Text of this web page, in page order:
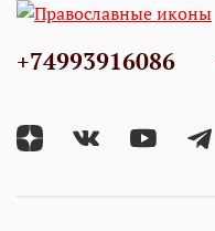
+74993916086